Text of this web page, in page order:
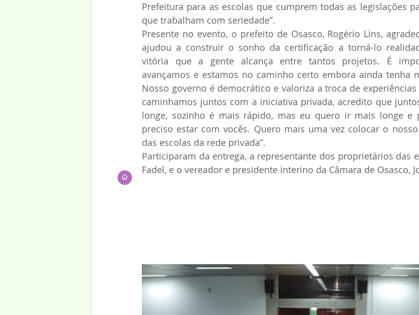
Prefeitura para as escolas que cumprem todas as legislações
que trabalham com seriedade”.
Presente no evento, o prefeito de Osasco, Rogério Lins,
ajudou a construir o sonho da certificação a torná-lo
vitória que a gente alcança entre tantos projetos. É
avançamos e estamos no caminho certo embora ainda tenha
Nosso governo é democrático e valoriza a troca de
caminhamos juntos com a iniciativa privada, acredito que
longe, sozinho é mais rápido, mas eu quero ir mais longe e
preciso estar com vocês. Quero mais uma vez colocar o
das escolas da rede privada”.
Participaram da entrega, a representante dos proprietários das
Fadel, e o vereador e presidente interino da Câmara de Osasco,